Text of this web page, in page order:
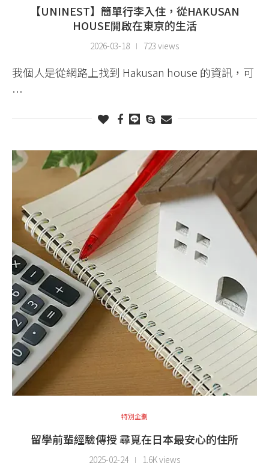
【UNINEST】簡單行李入住，從HAKUSAN
HOUSE開啟在東京的生活
2026-03-18 723 views
我個人是從網路上找到 Hakusan house 的資訊，可
…
特別企劃
留學前輩經驗傳授 尋覓在日本最安心的住所
2025-02-24 1.6K views